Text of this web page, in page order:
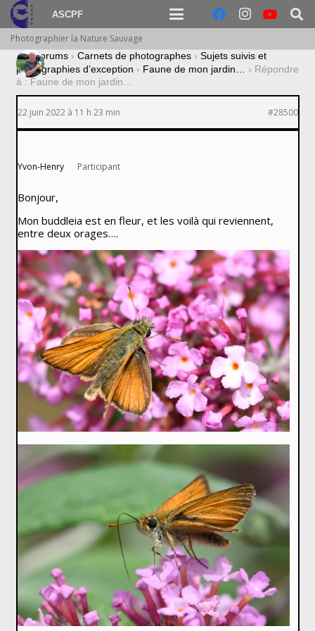
ASCPF
Photographier la Nature Sauvage
› Forums › Carnets de photographes › Sujets suivis et
photographies d’exception › Faune de mon jardin… › Répondre
à : Faune de mon jardin…
22 juin 2022 à 11 h 23 min #28500
Yvon-Henry Participant
Bonjour,
Mon buddleia est en fleur, et les voilà qui reviennent,
entre deux orages….